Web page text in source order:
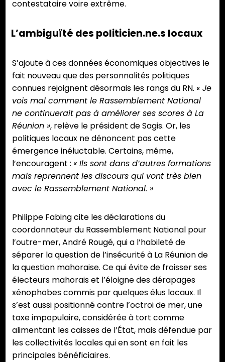
contestataire voire extrême.
L’ambiguïté des politicien.ne.s locaux
S’ajoute à ces données économiques objectives le
fait nouveau que des personnalités politiques
connues rejoignent désormais les rangs du RN. « Je
vois mal comment le Rassemblement National
ne continuerait pas à améliorer ses scores à La
Réunion », relève le président de Sagis. Or, les
politiques locaux ne dénoncent pas cette
émergence inéluctable. Certains, même,
l’encouragent : « Ils sont dans d’autres formations
mais reprennent les discours qui vont très bien
avec le Rassemblement National. »
Philippe Fabing cite les déclarations du
coordonnateur du Rassemblement National pour
l’outre-mer, André Rougé, qui a l’habileté de
séparer la question de l’insécurité à La Réunion de
la question mahoraise. Ce qui évite de froisser ses
électeurs mahorais et l’éloigne des dérapages
xénophobes commis par quelques élus locaux. Il
s’est aussi positionné contre l’octroi de mer, une
taxe impopulaire, considérée à tort comme
alimentant les caisses de l’État, mais défendue par
les collectivités locales qui en sont en fait les
principales bénéficiaires.